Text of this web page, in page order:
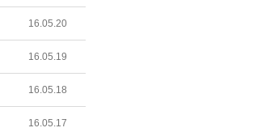
16.05.20
16.05.19
16.05.18
16.05.17